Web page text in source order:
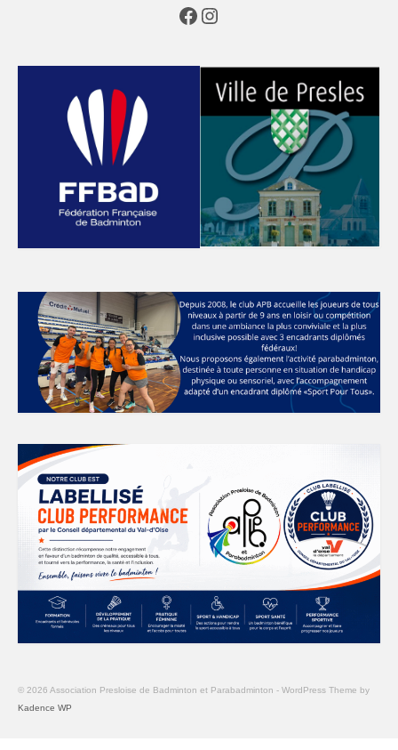
Facebook
Instagram
© 2026 Association Presloise de Badminton et Parabadminton - WordPress Theme by
Kadence WP